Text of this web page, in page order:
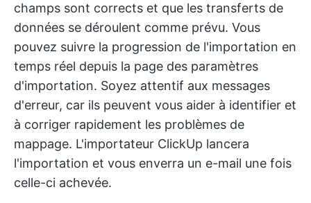
champs sont corrects et que les transferts de
données se déroulent comme prévu. Vous
pouvez suivre la progression de l'importation en
temps réel depuis la page des paramètres
d'importation. Soyez attentif aux messages
d'erreur, car ils peuvent vous aider à identifier et
à corriger rapidement les problèmes de
mappage. L'importateur ClickUp lancera
l'importation et vous enverra un e-mail une fois
celle-ci achevée.